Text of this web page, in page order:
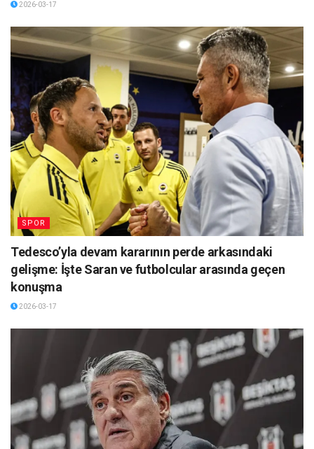
2026-03-17
SPOR
Tedesco’yla devam kararının perde arkasındaki
gelişme: İşte Saran ve futbolcular arasında geçen
konuşma
2026-03-17